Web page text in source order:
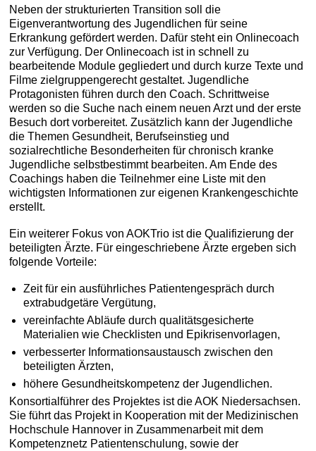
Neben der strukturierten Transition soll die
Eigenverantwortung des Jugendlichen für seine
Erkrankung gefördert werden. Dafür steht ein Onlinecoach
zur Verfügung. Der Onlinecoach ist in schnell zu
bearbeitende Module gegliedert und durch kurze Texte und
Filme zielgruppengerecht gestaltet. Jugendliche
Protagonisten führen durch den Coach. Schrittweise
werden so die Suche nach einem neuen Arzt und der erste
Besuch dort vorbereitet. Zusätzlich kann der Jugendliche
die Themen Gesundheit, Berufseinstieg und
sozialrechtliche Besonderheiten für chronisch kranke
Jugendliche selbstbestimmt bearbeiten. Am Ende des
Coachings haben die Teilnehmer eine Liste mit den
wichtigsten Informationen zur eigenen Krankengeschichte
erstellt.
Ein weiterer Fokus von AOKTrio ist die Qualifizierung der
beteiligten Ärzte. Für eingeschriebene Ärzte ergeben sich
folgende Vorteile:
Zeit für ein ausführliches Patientengespräch durch
extrabudgetäre Vergütung,
vereinfachte Abläufe durch qualitätsgesicherte
Materialien wie Checklisten und Epikrisenvorlagen,
verbesserter Informationsaustausch zwischen den
beteiligten Ärzten,
höhere Gesundheitskompetenz der Jugendlichen.
Konsortialführer des Projektes ist die AOK Niedersachsen.
Sie führt das Projekt in Kooperation mit der Medizinischen
Hochschule Hannover in Zusammenarbeit mit dem
Kompetenznetz Patientenschulung, sowie der